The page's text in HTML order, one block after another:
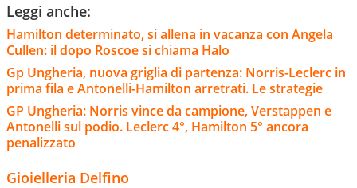
Leggi anche:
Hamilton determinato, si allena in vacanza con Angela
Cullen: il dopo Roscoe si chiama Halo
Gp Ungheria, nuova griglia di partenza: Norris-Leclerc in
prima fila e Antonelli-Hamilton arretrati. Le strategie
GP Ungheria: Norris vince da campione, Verstappen e
Antonelli sul podio. Leclerc 4°, Hamilton 5° ancora
penalizzato
Gioielleria Delfino